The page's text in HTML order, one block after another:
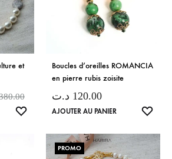
et
Boucles d’oreilles ROMANCIA
en pierre rubis zoisite
120.00 د.ت
AJOUTER AU PANIER
PROMO